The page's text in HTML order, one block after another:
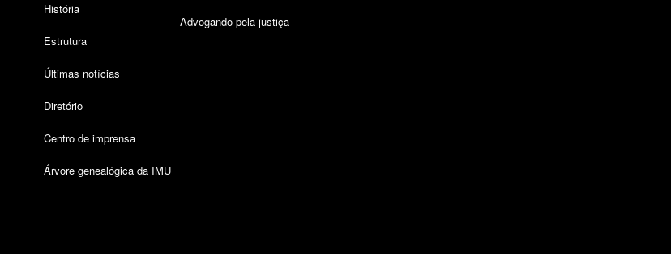
História
Estrutura
Últimas notícias
Diretório
Centro de imprensa
Árvore genealógica da IMU
Advogando pela justiça